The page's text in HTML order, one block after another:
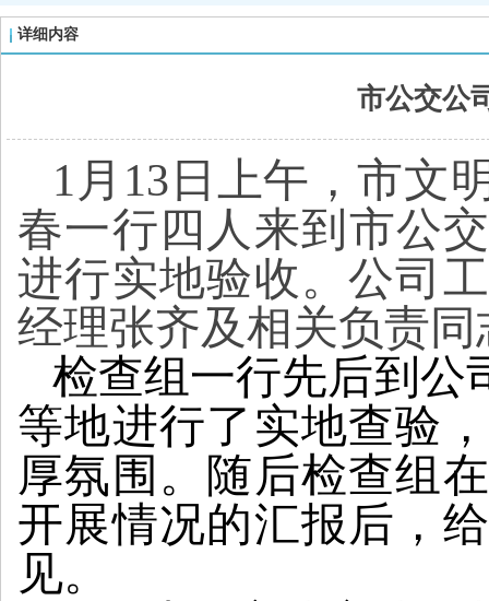
详细内容
市公交公
1 月13日上午，市文
春一行四人来到市公
进行实地验收。公司
经理张齐及相关负责
检查组一行先后到公
等地进行了实地查验
厚氛围。随后检查组
开展情况的汇报后，
见。